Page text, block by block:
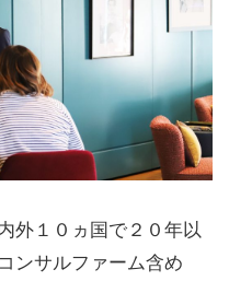
外１０ヵ国で２０年以
ンサルファーム含め